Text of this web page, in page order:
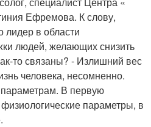
Ефремова. К слову,
лидер в области
людей, желающих снизить
то связаны? - Излишний вес
человека, несомненно.
В первую
параметры, в